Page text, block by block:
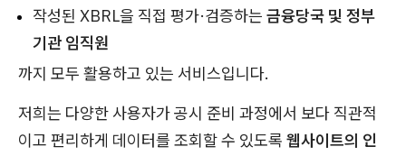
작성된 XBRL을 직접 평가·검증하는 금융당국 및 정부
기관 임직원
까지 모두 활용하고 있는 서비스입니다.
저희는 다양한 사용자가 공시 준비 과정에서 보다 직관적
이고 편리하게 데이터를 조회할 수 있도록 웹사이트의 인